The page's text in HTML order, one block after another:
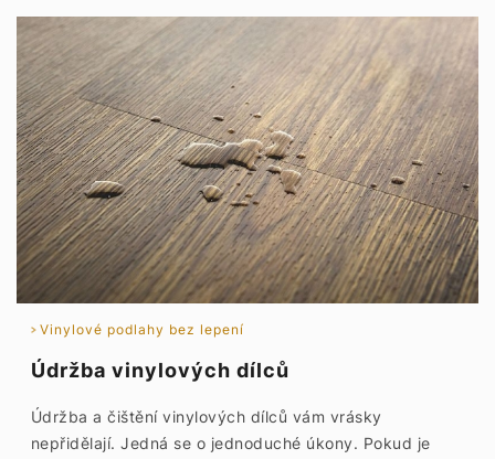
Vinylové podlahy bez lepení
Údržba vinylových dílců
Údržba a čištění vinylových dílců vám vrásky
nepřidělají. Jedná se o jednoduché úkony. Pokud je